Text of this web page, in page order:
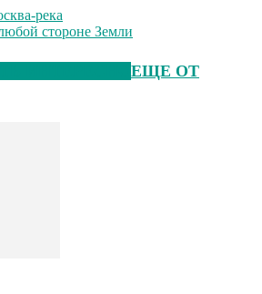
река
стороне Земли
ЕЩЕ ОТ